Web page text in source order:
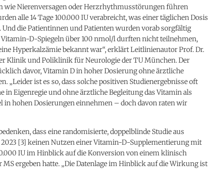
wie Nierenversagen oder Herzrhythmusstörungen führen
alle 14 Tage 100.000 IU verabreicht, was einer täglichen Dosis
die Patientinnen und Patienten wurden vorab sorgfältig
D-Spiegeln über 100 nmol/l durften nicht teilnehmen,
Hyperkalzämie bekannt war“, erklärt Leitlinienautor Prof. Dr.
Klinik und Poliklinik für Neurologie der TU München. Der
davor, Vitamin D in hoher Dosierung ohne ärztliche
„Leider ist es so, dass solche positiven Studienergebnisse oft
in Eigenregie und ohne ärztliche Begleitung das Vitamin als
hohen Dosierungen einnehmen – doch davon raten wir
dass eine randomisierte, doppelblinde Studie aus
[3] keinen Nutzen einer Vitamin-D-Supplementierung mit
IU im Hinblick auf die Konversion von einem klinisch
ergeben hatte. „Die Datenlage im Hinblick auf die Wirkung ist